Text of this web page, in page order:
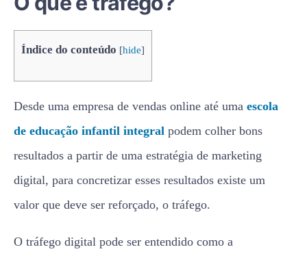
Índice do conteúdo [hide]
Desde uma empresa de vendas online até uma escola
de educação infantil integral podem colher bons
resultados a partir de uma estratégia de marketing
digital, para concretizar esses resultados existe um
valor que deve ser reforçado, o tráfego.
O tráfego digital pode ser entendido como a